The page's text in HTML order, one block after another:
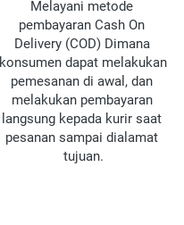
Melayani metode
pembayaran Cash On
Delivery (COD) Dimana
konsumen dapat melakukan
pemesanan di awal, dan
melakukan pembayaran
langsung kepada kurir saat
pesanan sampai dialamat
tujuan.